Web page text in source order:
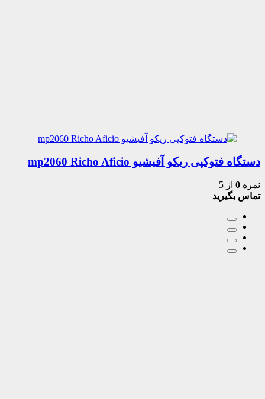
دستگاه فتوکپی ریکو آفیشیو mp2060 Richo Aficio
نمره 0 از 5
تماس بگیرید